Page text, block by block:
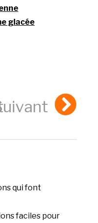
glacée
qui font
faciles pour